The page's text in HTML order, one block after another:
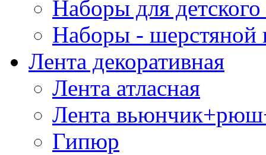
Наборы для
Наборы - шерстяной
Лента декоративная
Лента атласная
Лента
Гипюр